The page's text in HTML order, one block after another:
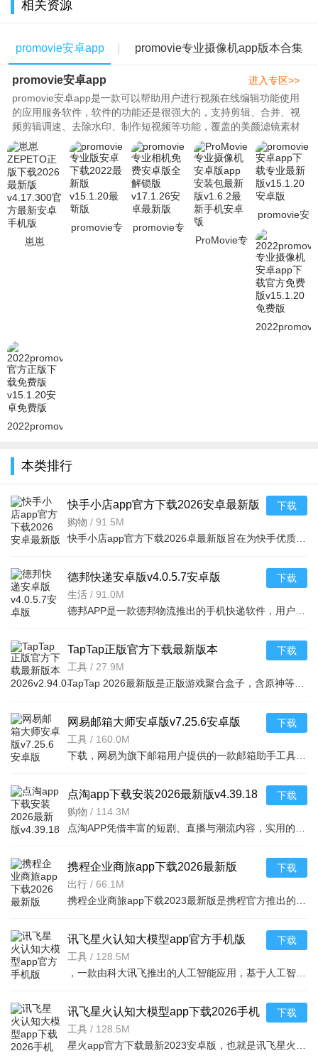
相关资源
promovie安卓app promovie专业摄像机app版本合集
promovie安卓app
promovie安卓app是一款可以帮助用户进行视频在线编辑功能使用
的应用服务软件，软件的功能还是很强大的，支持剪辑、合并、视
频剪辑调速、去除水印、制作短视频等功能，覆盖的美颜滤镜素材
真的是超丰富，支持蓝牙耳机和蓝牙麦克风录音，还支持影院级稳
定模式，让你的视频不会炫目，同时大家还可以在后期添加上各式
各样的效果特效，感兴趣的小伙伴们赶快点击下载吧。..
进入专区>>
崽崽
promovie专
promovie专
ProMovie专
promovie安
卓app下载
专业最新版
v15.1.20安
卓版
2022promovie
v15.1.20安
本类排行
快手小店app官方下载2026安卓最新版
v7.2.40.481安卓最新版
购物 / 91.5M
下载
德邦快递安卓版v4.0.5.7安卓版
生活 / 91.0M
下载
TapTap正版官方下载最新版本
2026v2.94.0-mkt#100300手机版
工具 / 27.9M
下载
网易邮箱大师安卓版v7.25.6安卓版
工具 / 160.0M
下载
点淘app下载安装2026最新版v4.39.18
官方版
购物 / 114.3M
下载
携程企业商旅app下载2026最新版
v10.24.0安卓版
出行 / 66.1M
下载
讯飞星火认知大模型app官方手机版
v5.6.1安卓版
工具 / 128.5M
下载
讯飞星火认知大模型app下载2026手机
版v5.6.1安卓最新版
工具 / 128.5M
下载